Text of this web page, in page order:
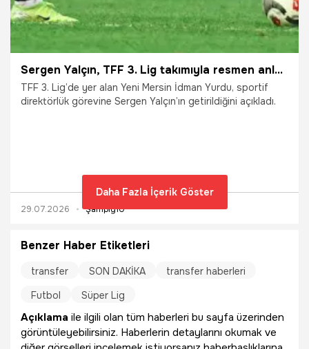
Sergen Yalçın, TFF 3. Lig takımıyla resmen anlaştı
TFF 3. Lig’de yer alan Yeni Mersin İdman Yurdu, sportif
direktörlük görevine Sergen Yalçın’ın getirildiğini açıkladı.
29.07.2026 Şampiy10
Daha Fazla İçerik Göster
Benzer Haber Etiketleri
transfer SON DAKİKA
transfer haberleri
Futbol
Süper Lig
Açıklama ile ilgili olan tüm haberleri bu sayfa üzerinden
görüntüleyebilirsiniz. Haberlerin detaylarını okumak ve